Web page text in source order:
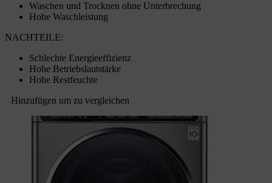
Waschen und Trocknen ohne Unterbrechung
Hohe Waschleistung
NACHTEILE:
Schlechte Energieeffizienz
Hohe Betriebslautstärke
Hohe Restfeuchte
Hinzufügen um zu vergleichen